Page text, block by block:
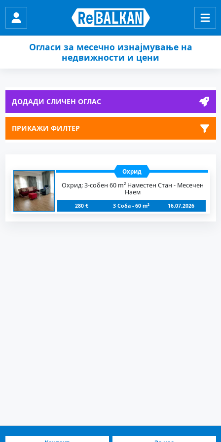
Огласи за месечно изнајмување на
недвижности и цени
ДОДАДИ СЛИЧЕН ОГЛАС
ПРИКАЖИ ФИЛТЕР
Охрид
Охрид: 3-собен 60 m² Наместен Стан - Месечен
Наем
280 € 3 Соба - 60 m² 16.07.2026